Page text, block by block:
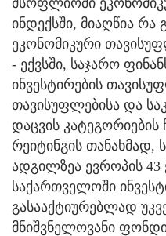
ინდექსში, მიაღწია რა
ეკონომიკური
- ექვსში, საჯარო
ინვესტირების
თავისუფლებისა და
დაცვის
რეიტინგის თანახმად,
ადგილზეა ევროპის 43
საქართველოში
გასააქტიურებლად
მნიშვნელოვანი